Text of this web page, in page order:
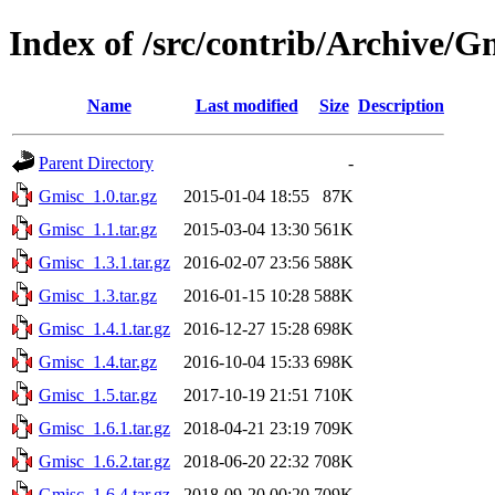
Index of /src/contrib/Archive/
Name Last modified Size Description
Parent Directory
-
Gmisc_1.0.tar.gz
2015-01-04 18:55
87K
Gmisc_1.1.tar.gz
2015-03-04 13:30 561K
Gmisc_1.3.1.tar.gz
2016-02-07 23:56 588K
Gmisc_1.3.tar.gz
2016-01-15 10:28 588K
Gmisc_1.4.1.tar.gz
2016-12-27 15:28 698K
Gmisc_1.4.tar.gz
2016-10-04 15:33 698K
Gmisc_1.5.tar.gz
2017-10-19 21:51 710K
Gmisc_1.6.1.tar.gz
2018-04-21 23:19 709K
Gmisc_1.6.2.tar.gz
2018-06-20 22:32 708K